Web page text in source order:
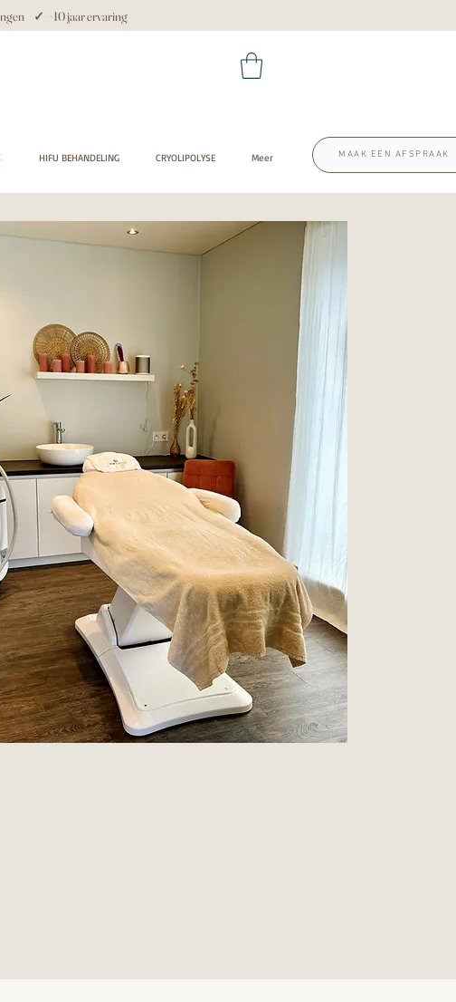
✓ +10 jaar ervaring
HIFU BEHANDELING CRYOLIPOLYSE Meer MAAK EEN AFSPRAAK